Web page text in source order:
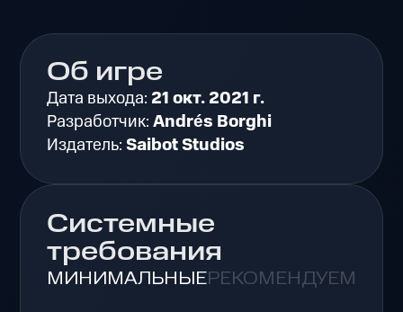
Об игре
Дата выхода: 21 окт. 2021 г.
Разработчик:Andrés Borghi
Издатель:Saibot Studios
Системные
требования
МИНИМАЛЬНЫЕРЕКОМЕНДУЕМЫЕ